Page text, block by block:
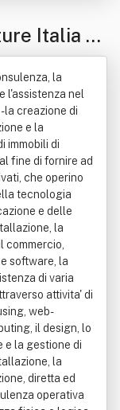
Italia C
la
l'assistenza nel
la creazione di
e la
immobili di
fine di fornire ad
che operino
tecnologia
e delle
la
commercio,
software, la
di varia
attivita' di
web-
il design, lo
e la gestione di
la
diretta ed
operativa